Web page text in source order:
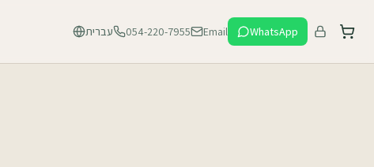
עברית 054-220-7955 Email WhatsApp